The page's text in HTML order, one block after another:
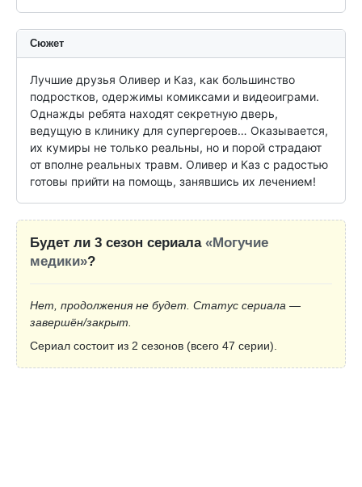
Сюжет
Лучшие друзья Оливер и Каз, как большинство
подростков, одержимы комиксами и видеоиграми.
Однажды ребята находят секретную дверь,
ведущую в клинику для супергероев… Оказывается,
их кумиры не только реальны, но и порой страдают
от вполне реальных травм. Оливер и Каз с радостью
готовы прийти на помощь, занявшись их лечением!
Будет ли 3 сезон сериала «Могучие
медики»?
Нет, продолжения не будет. Статус сериала —
завершён/закрыт.
Сериал состоит из 2 сезонов (всего 47 серии).